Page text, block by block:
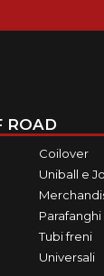
ROAD
Coilover
Uniball e
Parafanghi
Tubi freni
Universali